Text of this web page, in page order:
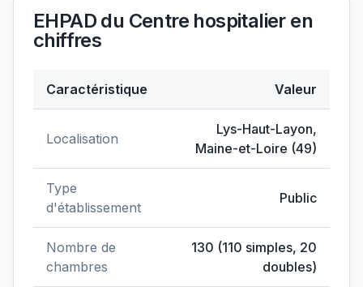
EHPAD du Centre hospitalieren
chiffres
Caractéristique Valeur
Localisation
Lys-Haut-Layon,
Maine-et-Loire (49)
Type
d'établissement
Public
Nombre de
chambres
130 (110 simples, 20
doubles)